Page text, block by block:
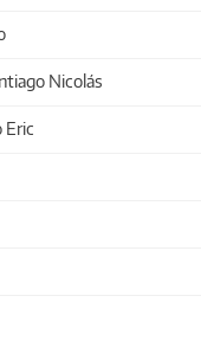
Nicolás
Eric